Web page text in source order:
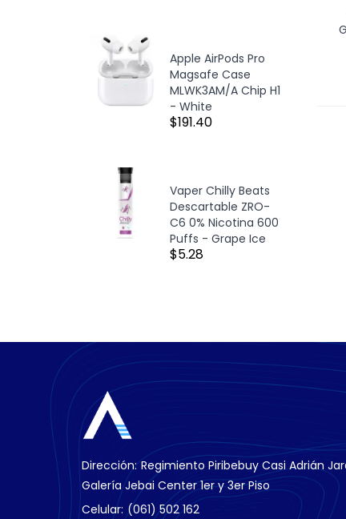
Apple AirPods Pro
Magsafe Case
MLWK3AM/A Chip H1
- White
$191.40
Vaper Chilly Beats
Descartable ZRO-
C6 0% Nicotina 600
Puffs - Grape Ice
$5.28
Dirección: Regimiento Piribebuy Casi Adrián
Galería Jebai Center 1er y 3er Piso
Celular: (061) 502 162